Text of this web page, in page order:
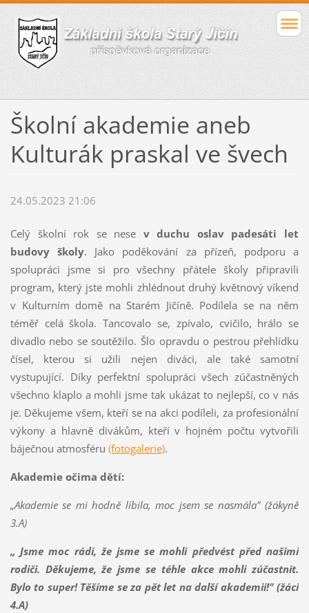
Školní akademie aneb
Kulturák praskal ve švech
24.05.2023 21:06
Celý školní rok se nese v duchu oslav padesáti let
budovy školy. Jako poděkování za přízeň, podporu a
spolupráci jsme si pro všechny přátele školy připravili
program, který jste mohli zhlédnout druhý květnový víkend
v Kulturním domě na Starém Jičíně. Podílela se na něm
téměř celá škola. Tancovalo se, zpívalo, cvičilo, hrálo se
divadlo nebo se soutěžilo. Šlo opravdu o pestrou přehlídku
čísel, kterou si užili nejen diváci, ale také samotní
vystupující. Díky perfektní spolupráci všech zúčastněných
všechno klaplo a mohli jsme tak ukázat to nejlepší, co v nás
je. Děkujeme všem, kteří se na akci podíleli, za profesionální
výkony a hlavně divákům, kteří v hojném počtu vytvořili
báječnou atmosféru (fotogalerie).
Akademie očima dětí:
„Akademie se mi hodně líbila, moc jsem se nasmála" (žákyně
3.A)
„ Jsme moc rádi, že jsme se mohli předvést před našimi
rodiči. Děkujeme, že jsme se téhle akce mohli zúčastnit.
Bylo to super! Těšíme se za pět let na další akademii!" (žáci
4.A)